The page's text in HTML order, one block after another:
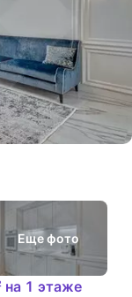
Еще фото
на 1 этаже